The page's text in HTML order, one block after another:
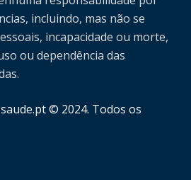
incluindo, mas não se
incapacidade ou morte,
ou dependência das
© 2024. Todos os